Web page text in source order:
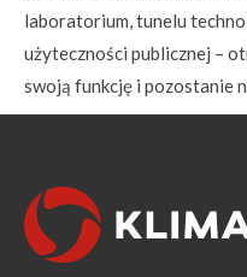
laboratorium, tunelu
użyteczności publicznej –
swoją funkcję i pozostanie